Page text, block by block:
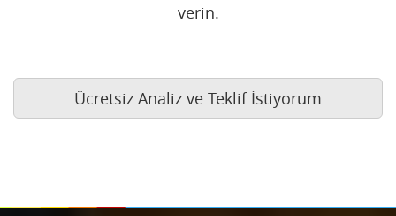
verin.
Ücretsiz Analiz ve Teklif İstiyorum